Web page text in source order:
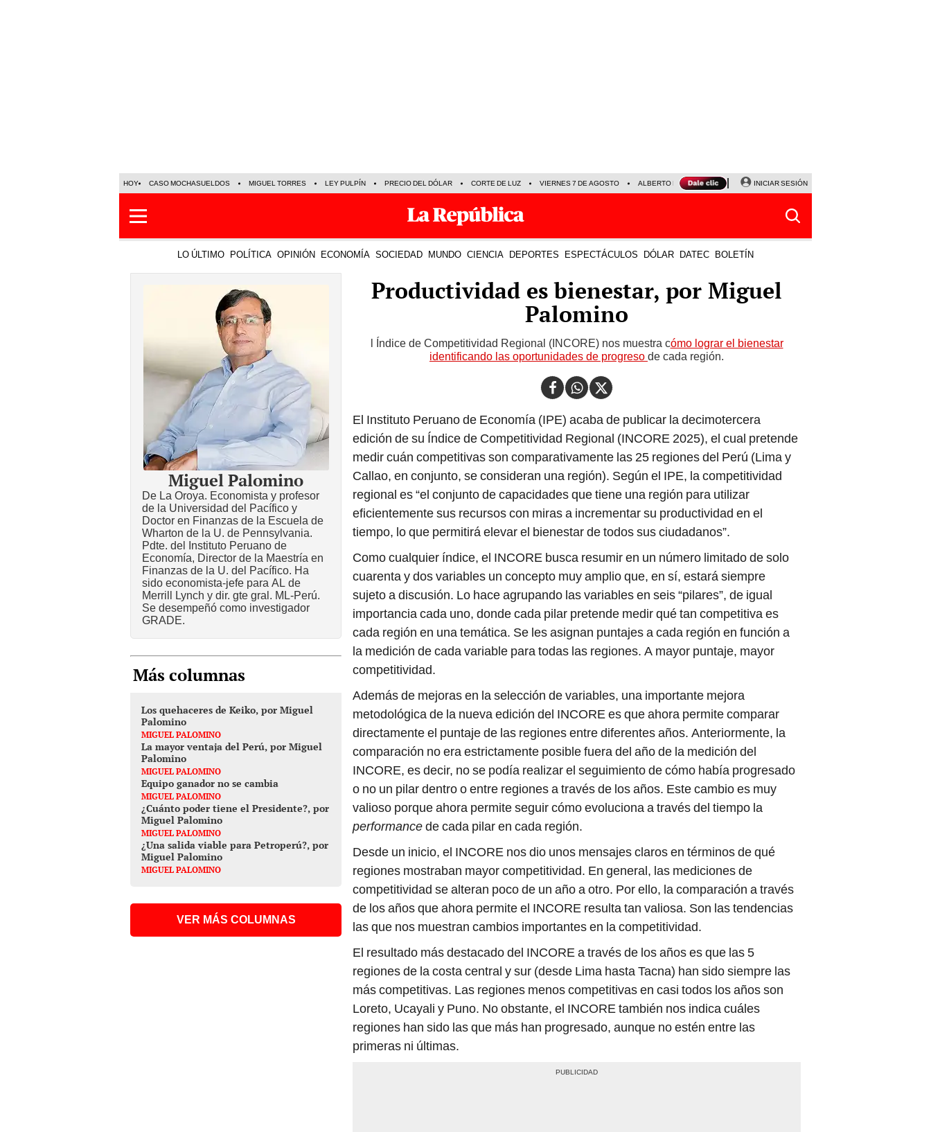
HOY CASO MOCHASUELDOS MIGUEL TORRES LEY PULPÍN PRECIO DEL DÓLAR CORTE DE LUZ VIERNES 7 DE AGOSTO ALBERTO BENAVIDES NALDY SALDAÑA
INICIAR SESIÓN
LO ÚLTIMO POLÍTICA OPINIÓN ECONOMÍA SOCIEDAD MUNDO CIENCIA DEPORTES ESPECTÁCULOS DÓLAR DATEC BOLETÍN
Productividad es bienestar, por Miguel
Palomino
l Índice de Competitividad Regional (INCORE) nos muestra cómo lograr el bienestar
identificando las oportunidades de progreso de cada región.
El Instituto Peruano de Economía (IPE) acaba de publicar la decimotercera
edición de su Índice de Competitividad Regional (INCORE 2025), el cual pretende
medir cuán competitivas son comparativamente las 25 regiones del Perú (Lima y
Callao, en conjunto, se consideran una región). Según el IPE, la competitividad
regional es “el conjunto de capacidades que tiene una región para utilizar
eficientemente sus recursos con miras a incrementar su productividad en el
tiempo, lo que permitirá elevar el bienestar de todos sus ciudadanos”.
Como cualquier índice, el INCORE busca resumir en un número limitado de solo
cuarenta y dos variables un concepto muy amplio que, en sí, estará siempre
sujeto a discusión. Lo hace agrupando las variables en seis “pilares”, de igual
importancia cada uno, donde cada pilar pretende medir qué tan competitiva es
cada región en una temática. Se les asignan puntajes a cada región en función a
la medición de cada variable para todas las regiones. A mayor puntaje, mayor
competitividad.
Además de mejoras en la selección de variables, una importante mejora
metodológica de la nueva edición del INCORE es que ahora permite comparar
directamente el puntaje de las regiones entre diferentes años. Anteriormente, la
comparación no era estrictamente posible fuera del año de la medición del
INCORE, es decir, no se podía realizar el seguimiento de cómo había progresado
o no un pilar dentro o entre regiones a través de los años. Este cambio es muy
valioso porque ahora permite seguir cómo evoluciona a través del tiempo la
performancede cada pilar en cada región.
Desde un inicio, el INCORE nos dio unos mensajes claros en términos de qué
regiones mostraban mayor competitividad. En general, las mediciones de
competitividad se alteran poco de un año a otro. Por ello, la comparación a través
de los años que ahora permite el INCORE resulta tan valiosa. Son las tendencias
las que nos muestran cambios importantes en la competitividad.
El resultado más destacado del INCORE a través de los años es que las 5
regiones de la costa central y sur (desde Lima hasta Tacna) han sido siempre las
más competitivas. Las regiones menos competitivas en casi todos los años son
Loreto, Ucayali y Puno. No obstante, el INCORE también nos indica cuáles
regiones han sido las que más han progresado, aunque no estén entre las
primeras ni últimas.
Miguel Palomino
De La Oroya. Economista y profesor
de la Universidad del Pacífico y
Doctor en Finanzas de la Escuela de
Wharton de la U. de Pennsylvania.
Pdte. del Instituto Peruano de
Economía, Director de la Maestría en
Finanzas de la U. del Pacífico. Ha
sido economista-jefe para AL de
Merrill Lynch y dir. gte gral. ML-Perú.
Se desempeñó como investigador
GRADE.
Más columnas
Los quehaceres de Keiko, por Miguel
Palomino
MIGUEL PALOMINO
La mayor ventaja del Perú, por Miguel
Palomino
MIGUEL PALOMINO
Equipo ganador no se cambia
MIGUEL PALOMINO
¿Cuánto poder tiene el Presidente?, por
Miguel Palomino
MIGUEL PALOMINO
¿Una salida viable para Petroperú?, por
Miguel Palomino
MIGUEL PALOMINO
VER MÁS COLUMNAS